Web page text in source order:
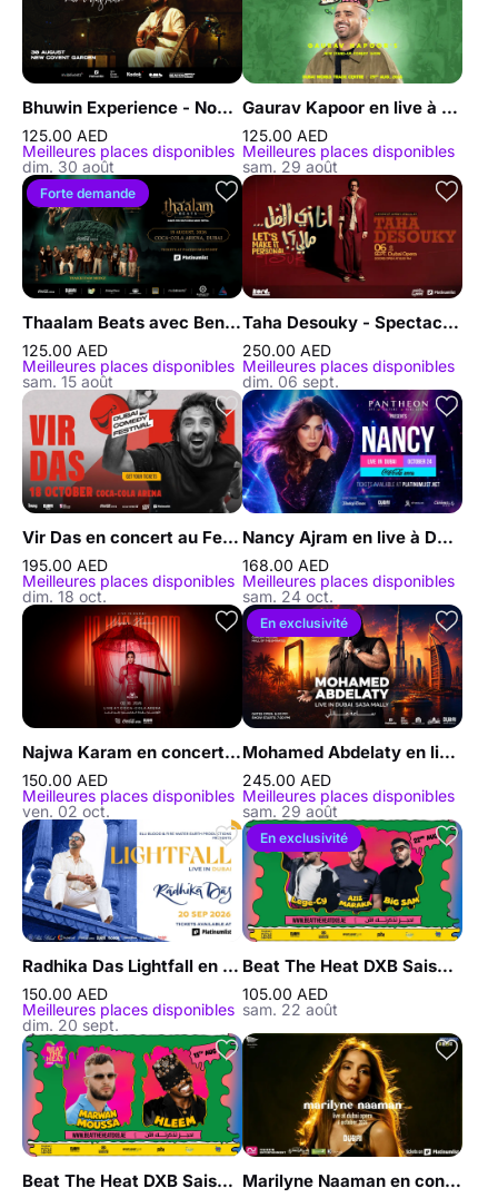
Bhuwin Experience - Noor-e-Daastan à Dubaï
125.00 AED
Meilleures places disponibles
dim. 30 août
Gaurav Kapoor en live à Dubaï
125.00 AED
Meilleures places disponibles
sam. 29 août
Forte demande
Thaalam Beats avec Benny Dayal, Usha Uthup et Thaikkudam Bridge à Dubaï
125.00 AED
Meilleures places disponibles
sam. 15 août
Taha Desouky - Spectacle de stand-up à Dubaï
250.00 AED
Meilleures places disponibles
dim. 06 sept.
Vir Das en concert au Festival de l’humour de Dubaï
195.00 AED
Meilleures places disponibles
dim. 18 oct.
Nancy Ajram en live à Dubaï
168.00 AED
Meilleures places disponibles
sam. 24 oct.
Najwa Karam en concert à Dubaï
150.00 AED
Meilleures places disponibles
ven. 02 oct.
En exclusivité
Mohamed Abdelaty en live à Dubaï, Sa3a Mally
245.00 AED
Meilleures places disponibles
sam. 29 août
Radhika Das Lightfall en concert à Dubaï
150.00 AED
Meilleures places disponibles
dim. 20 sept.
En exclusivité
Beat The Heat DXB Saison 5 avec Marwan Moussa et Hleem en live au DWTC
105.00 AED
sam. 22 août
Beat The Heat DXB Saison 5 avec Marwan Moussa et Hleem en live au DWTC Marilyne Naaman en concert au Dubai Opera 2026